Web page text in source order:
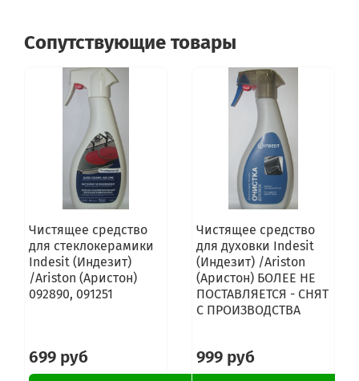
Сопутствующие товары
Чистящее средство
для стеклокерамики
Indesit (Индезит)
/Ariston (Аристон)
092890, 091251
699 руб
Чистящее средство
для духовки Indesit
(Индезит) /Ariston
(Аристон) БОЛЕЕ НЕ
ПОСТАВЛЯЕТСЯ - СНЯТ
С ПРОИЗВОДСТВА
999 руб